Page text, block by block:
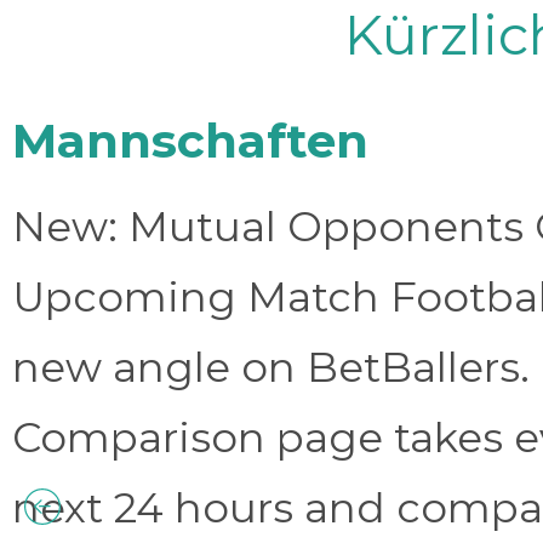
Mannschaften
New: Mutual Opponents
Upcoming Match
new angle on
Comparison page takes
next 24 hours and